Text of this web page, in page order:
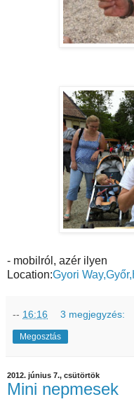
- mobilról, azér ilyen
Location:Gyori
-- 16:16 3 megjegyzés:
Megosztás
2012. június 7., csütörtök
Mini nepmesek